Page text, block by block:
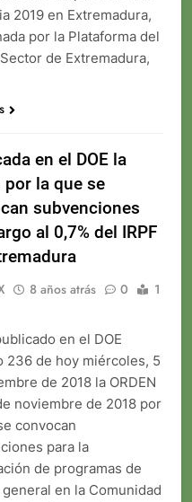
2019 en Extremadura,
por la Plataforma del
de Extremadura,
en el DOE la
por la que se
subvenciones
al 0,7% del IRPF
8 años atrás 0
1
en el DOE
236 de hoy miércoles, 5
de 2018 la ORDEN
noviembre de 2018 por
convocan
para la
de programas de
en la Comunidad